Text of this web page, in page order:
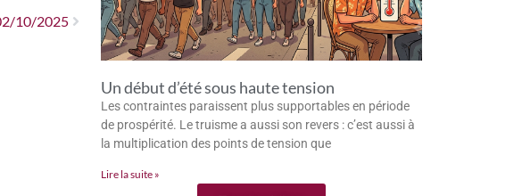
Un début d’été sous haute tension
Les contraintes paraissent plus supportables en période
de prospérité. Le truisme a aussi son revers : c’est aussi à
la multiplication des points de tension que
Lire la suite »
10/2025